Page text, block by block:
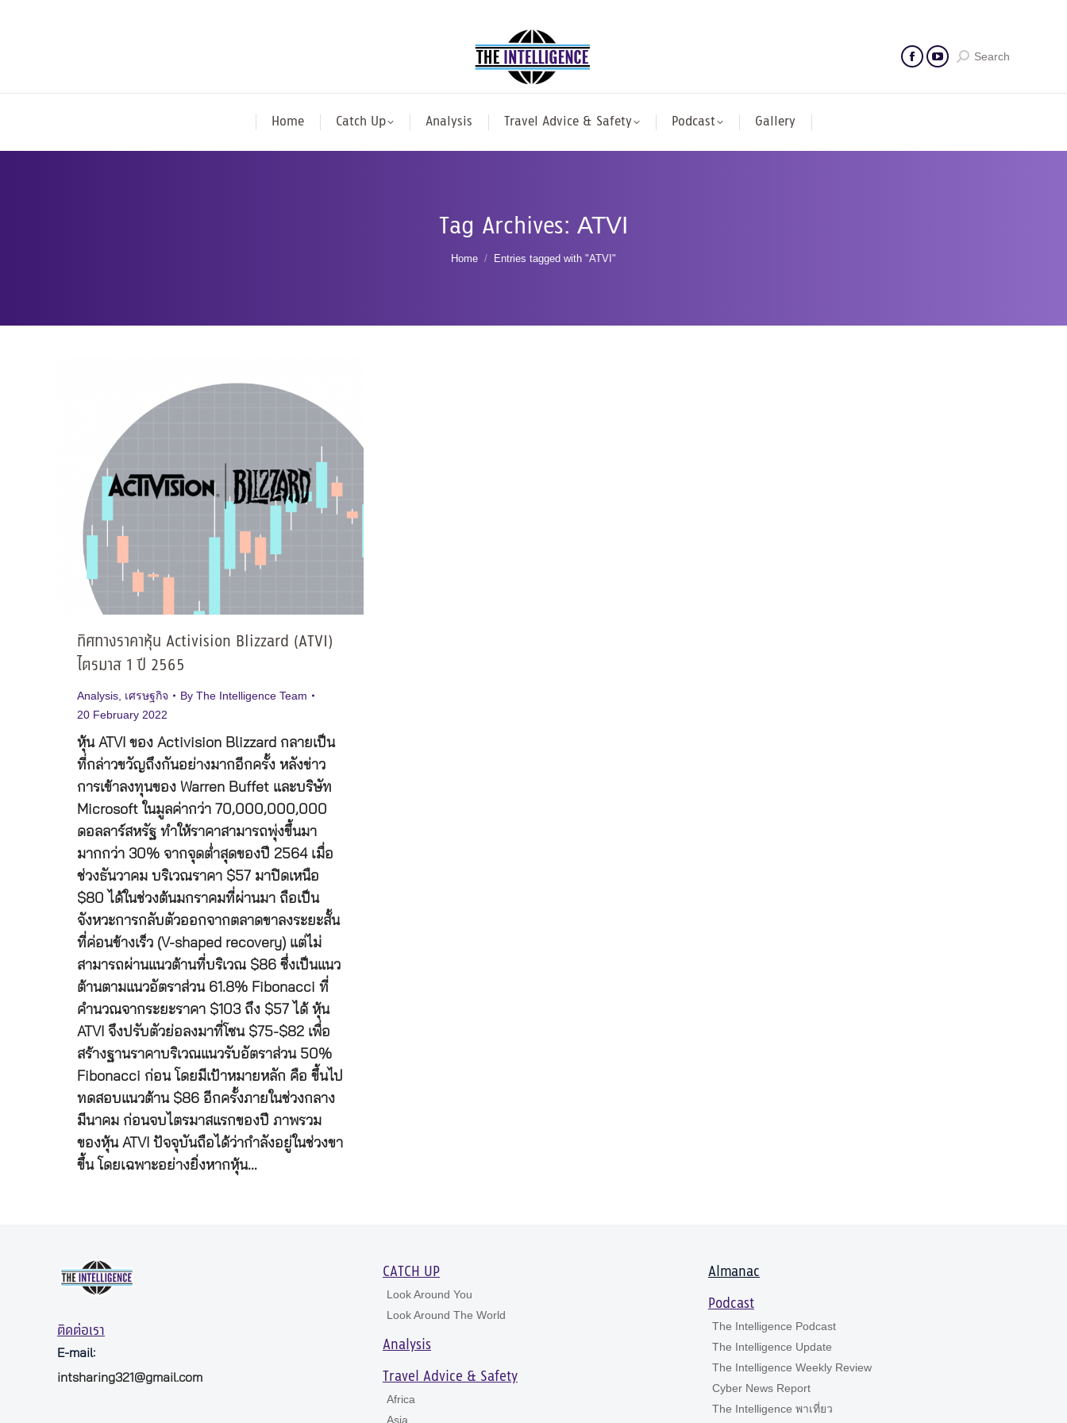
Search
Home Catch Up Analysis Travel Advice & Safety Podcast Gallery
Tag Archives: ATVI
You are here:
Home Entries tagged with "ATVI"
ทิศทางราคาหุ้น Activision Blizzard (ATVI)
ไตรมาส 1 ปี 2565
Analysis เศรษฐกิจ By The Intelligence Team
20 February 2022
หุ้น ATVI ของ Activision Blizzard กลายเป็น
ที่กล่าวขวัญถึงกันอย่างมากอีกครั้ง หลังข่าว
การเข้าลงทุนของ Warren Buffet และบริษัท
Microsoft ในมูลค่ากว่า 70,000,000,000
ดอลลาร์สหรัฐ ทำให้ราคาสามารถพุ่งขึ้นมา
มากกว่า 30% จากจุดต่ำสุดของปี 2564 เมื่อ
ช่วงธันวาคม บริเวณราคา $57 มาปิดเหนือ
$80 ได้ในช่วงต้นมกราคมที่ผ่านมา ถือเป็น
จังหวะการกลับตัวออกจากตลาดขาลงระยะสั้น
ที่ค่อนข้างเร็ว (V-shaped recovery) แต่ไม่
สามารถผ่านแนวต้านที่บริเวณ $86 ซึ่งเป็นแนว
ต้านตามแนวอัตราส่วน 61.8% Fibonacci ที่
คำนวณจากระยะราคา $103 ถึง $57 ได้ หุ้น
ATVI จึงปรับตัวย่อลงมาที่โซน $75-$82 เพื่อ
สร้างฐานราคาบริเวณแนวรับอัตราส่วน 50%
Fibonacci ก่อน โดยมีเป้าหมายหลัก คือ ขึ้นไป
ทดสอบแนวต้าน $86 อีกครั้งภายในช่วงกลาง
มีนาคม ก่อนจบไตรมาสแรกของปี ภาพรวม
ของหุ้น ATVI ปัจจุบันถือได้ว่ากำลังอยู่ในช่วงขา
ขึ้น โดยเฉพาะอย่างยิ่งหากหุ้น…
ติดต่อเรา
E-mail:
intsharing321@gmail.com
CATCH UP
Look Around You
Look Around The World
Analysis
Travel Advice & Safety
Africa
Asia
Almanac
Podcast
The Intelligence Podcast
The Intelligence Update
The Intelligence Weekly Review
Cyber News Report
The Intelligence พาเที่ยว